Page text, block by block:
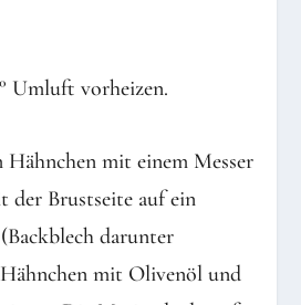
Umluft vorheizen.
mit einem Messer
der Brustseite auf ein
darunter
mit Olivenöl und